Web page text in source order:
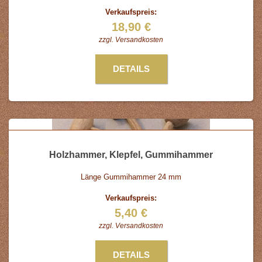
Verkaufspreis:
18,90 €
zzgl. Versandkosten
DETAILS
Holzhammer, Klepfel, Gummihammer
Länge Gummihammer 24 mm
Verkaufspreis:
5,40 €
zzgl. Versandkosten
DETAILS